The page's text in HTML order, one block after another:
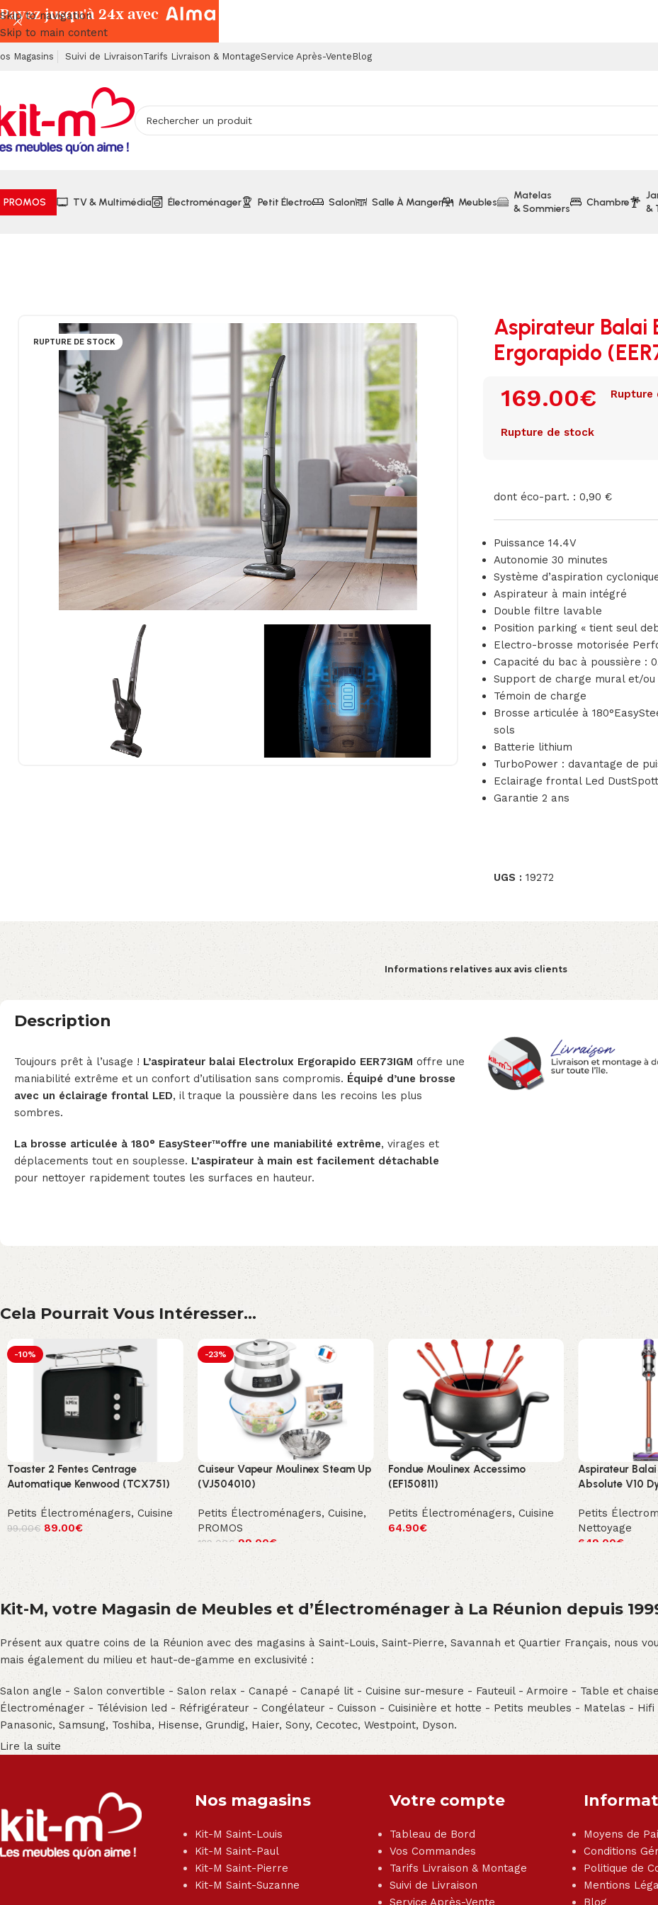
Skip to navigation
Skip to main content
Magasins Suivi de LivraisonTarifs Livraison & MontageService Après-Vente Blog
PROMOS TV & Multimédia Électroménager Petit Électro Salon Salle À Manger Meubles
Matelas
& Sommiers
Chambre
&
RUPTURE DE STOCK
Aspirateur Balai
Ergorapido
169.00€ Rupture
Rupture de stock
dont éco-part. : 0,90 €
Puissance 14.4V
Autonomie 30 minutes
Système d’aspiration
Aspirateur à main intégré
Double filtre lavable
Position parking « tient seul
Electro-brosse motorisée
Capacité du bac à poussière :
Support de charge mural et/
Témoin de charge
Brosse articulée à
sols
Batterie lithium
TurboPower : davantage de
Eclairage frontal Led
Garantie 2 ans
UGS : 19272
Informations relatives aux avis clients
Description
Toujours prêt à l’usage ! L’aspirateur balai Electrolux Ergorapido EER73IGM offre une
maniabilité extrême et un confort d’utilisation sans compromis. Équipé d’une brosse
avec un éclairage frontal LED, il traque la poussière dans les recoins les plus
sombres.
La brosse articulée à 180° EasySteer™offre une maniabilité extrême, virages et
déplacements tout en souplesse. L’aspirateur à main est facilement détachable
pour nettoyer rapidement toutes les surfaces en hauteur.
Cela Pourrait Vous Intéresser...
-10%
Toaster 2 Fentes Centrage
Automatique Kenwood (TCX751)
Petits Électroménagers, Cuisine
99.00€ 89.00€
-23%
Cuiseur Vapeur Moulinex Steam Up
(VJ504010)
Petits Électroménagers, Cuisine,
PROMOS
129.00€ 99.00€
Fondue Moulinex Accessimo
(EF150811)
Petits Électroménagers, Cuisine
64.90€
Aspirateur
Absolute V10
Petits
Nettoyage
649.00€
Kit-M, votre Magasin de Meubles et d’Électroménager à La Réunion depuis
Présent aux quatre coins de la Réunion avec des magasins à Saint-Louis, Saint-Pierre, Savannah et Quartier Français, nous
mais également du milieu et haut-de-gamme en exclusivité :
Salon angle - Salon convertible - Salon relax - Canapé - Canapé lit - Cuisine sur-mesure - Fauteuil - Armoire - Table et
Électroménager - Télévision led - Réfrigérateur - Congélateur - Cuisson - Cuisinière et hotte - Petits meubles - Matelas - Hifi
Panasonic, Samsung, Toshiba, Hisense, Grundig, Haier, Sony, Cecotec, Westpoint, Dyson.
Lire la suite
Nos magasins
Kit-M Saint-Louis
Kit-M Saint-Paul
Kit-M Saint-Pierre
Kit-M Saint-Suzanne
Votre compte
Tableau de Bord
Vos Commandes
Tarifs Livraison & Montage
Suivi de Livraison
Service Après-Vente
Moyens de
Conditions
Politique de
Mentions
Blog
Payez jusqu'à 24x avec